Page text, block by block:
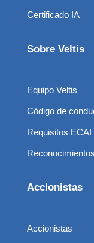
Certificado IA
Sobre Veltis
Equipo Veltis
Código de
Requisitos ECAI
Reconocimientos
Accionistas
Accionistas